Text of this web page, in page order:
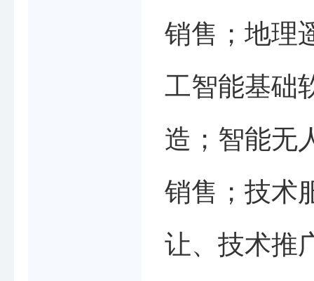
销售；地理
工智能基础
造；智能无
销售；技术
让、技术推